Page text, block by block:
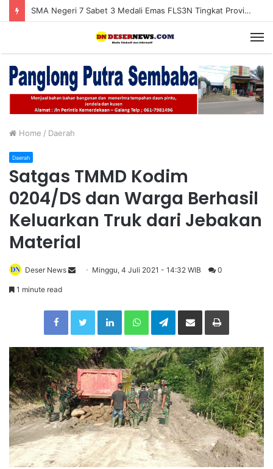
SMA Negeri 7 Sabet 3 Medali Emas FLS3N Tingkat Provinsi Aceh Tahun 2026
Home / Daerah
Daerah
Satgas TMMD Kodim
0204/DS dan Warga Berhasil
Keluarkan Truk dari Jebakan
Material
Deser News
a
e
m
a
i
l
Minggu, 4 Juli 2021 - 14:32 WIB 0
1 minute read
Facebook Twitter LinkedIn WhatsApp Telegram